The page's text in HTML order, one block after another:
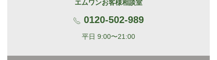
エムワンお客様相談室
0120-502-989
平日 9:00〜21:00